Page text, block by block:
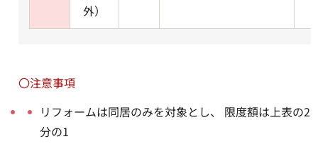
外）
〇注意事項
リフォームは同居のみを対象とし、 限度額は上表の2
分の1